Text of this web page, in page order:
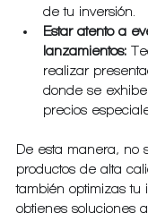
de tu inversión.
Estar atento a
lanzamientos:
realizar
donde se
precios
De esta manera, no
productos de alta
también optimizas tu
obtienes soluciones